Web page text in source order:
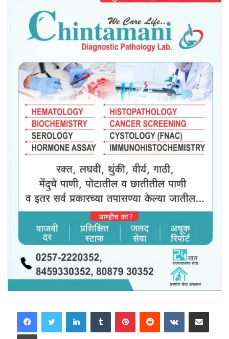
LinkedInTumblr PinterestReddit VKontakteShare via Email
Print